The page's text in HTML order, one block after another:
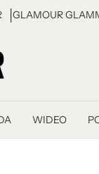
GLAMOUR
WIDEO